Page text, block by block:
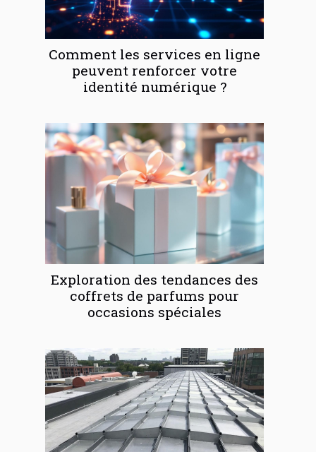
Comment les services en ligne
peuvent renforcer votre
identité numérique ?
Exploration des tendances des
coffrets de parfums pour
occasions spéciales